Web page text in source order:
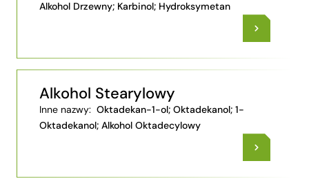
Alkohol Drzewny; Karbinol; Hydroksymetan
Alkohol Stearylowy
Inne nazwy: Oktadekan-1-ol; Oktadekanol; 1-
Oktadekanol; Alkohol Oktadecylowy